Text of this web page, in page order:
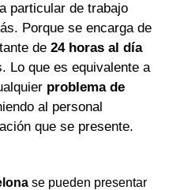
particular de trabajo
Porque se encarga de
de 24 horas al día
Lo que es equivalente a
problema de
al personal
que se presente.
se pueden presentar